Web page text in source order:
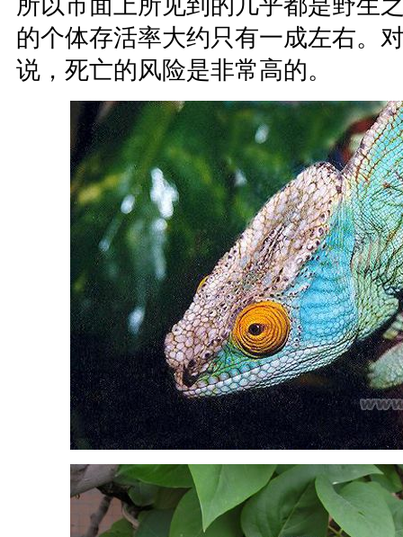
所以市面上所见到的几乎都是野生
的个体存活率大约只有一成左右。
说，死亡的风险是非常高的。